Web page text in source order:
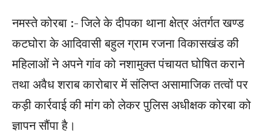
नमस्ते कोरबा :- जिले के दीपका थाना क्षेत्र अंतर्गत खण्ड
कटघोरा के आदिवासी बहुल ग्राम रजना विकासखंड की
महिलाओं ने अपने गांव को नशामुक्त पंचायत घोषित कराने
तथा अवैध शराब कारोबार में संलिप्त असामाजिक तत्वों पर
कड़ी कार्रवाई की मांग को लेकर पुलिस अधीक्षक कोरबा को
ज्ञापन सौंपा है।